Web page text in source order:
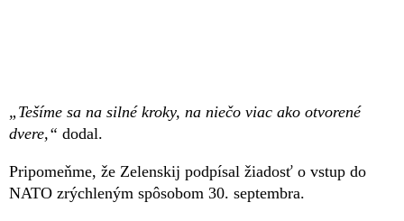
„Tešíme sa na silné kroky, na niečo viac ako otvorené
dvere,“ dodal.
Pripomeňme, že Zelenskij podpísal žiadosť o vstup do
NATO zrýchleným spôsobom 30. septembra.